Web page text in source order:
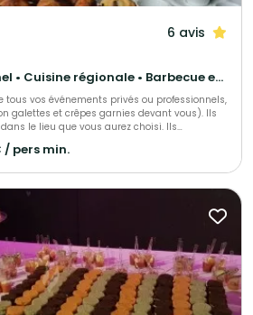
6 avis
Français Traditionnel • Cuisine régionale • Barbecue et grillades
tous vos événements privés ou professionnels,
galettes et crêpes garnies devant vous). Ils
le lieu que vous aurez choisi. Ils
produits.
/ pers min.